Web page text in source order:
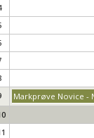
Markprøve Novice -